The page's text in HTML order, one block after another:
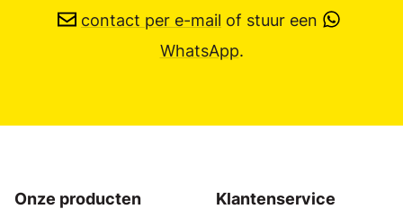
contact per e-mail of stuur een
WhatsApp.
Onze producten Klantenservice